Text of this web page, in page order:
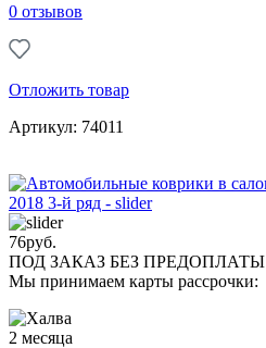
0 отзывов
Отложить товар
Артикул: 74011
76руб.
ПОД ЗАКАЗ БЕЗ ПРЕДОПЛАТЫ
Мы принимаем карты рассрочки:
2 месяца